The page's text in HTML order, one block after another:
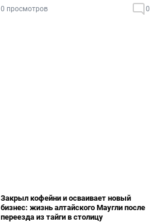
0 просмотров 0
Закрыл кофейни и осваивает новый
бизнес: жизнь алтайского Маугли после
переезда из тайги в столицу